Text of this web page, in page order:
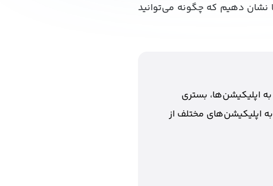
نشان دهیم که چگونه می‌توانید
اپلیکیشن‌ها، بستری
اپلیکیشن‌های مختلف از